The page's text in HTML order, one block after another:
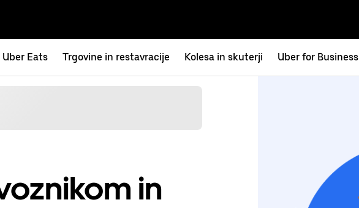
Uber Eats Trgovine in restavracije Kolesa in skuterji Uber for Business
in